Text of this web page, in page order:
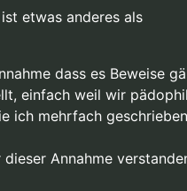
die sich noch nichts zu
v. a. an der Aussage:“…
etwas anderes als
dass es Beweise
einfach weil wir pädophil
ich mehrfach geschrieben
Annahme